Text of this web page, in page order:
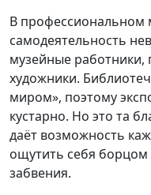
В профессиональном
самодеятельность
музейные
художники.
миром», поэтому
кустарно. Но это та
даёт возможность
ощутить себя борцом
забвения.